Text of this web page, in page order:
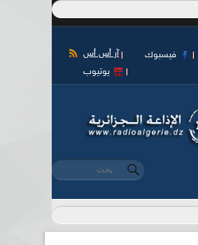
آر أس أس فيسبوك
يوتيوب
استمارة البحث
‏بحث ‏